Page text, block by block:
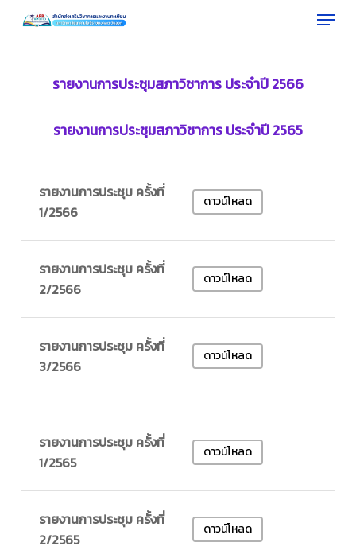
Menu
รายงานการประชุมสภาวิชาการ ประจำปี 2566
รายงานการประชุมสภาวิชาการ ประจำปี 2565
รายงานการประชุม ครั้งที่
1/2566
ดาวน์โหลด
รายงานการประชุม ครั้งที่
2/2566
ดาวน์โหลด
รายงานการประชุม ครั้งที่
3/2566
ดาวน์โหลด
รายงานการประชุม ครั้งที่
1/2565
ดาวน์โหลด
รายงานการประชุม ครั้งที่
2/2565
ดาวน์โหลด